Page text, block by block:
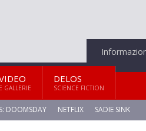
E GALLERIE
DELOS
SCIENCE FICTION
DOOMSDAY NETFLIX SADIE SINK